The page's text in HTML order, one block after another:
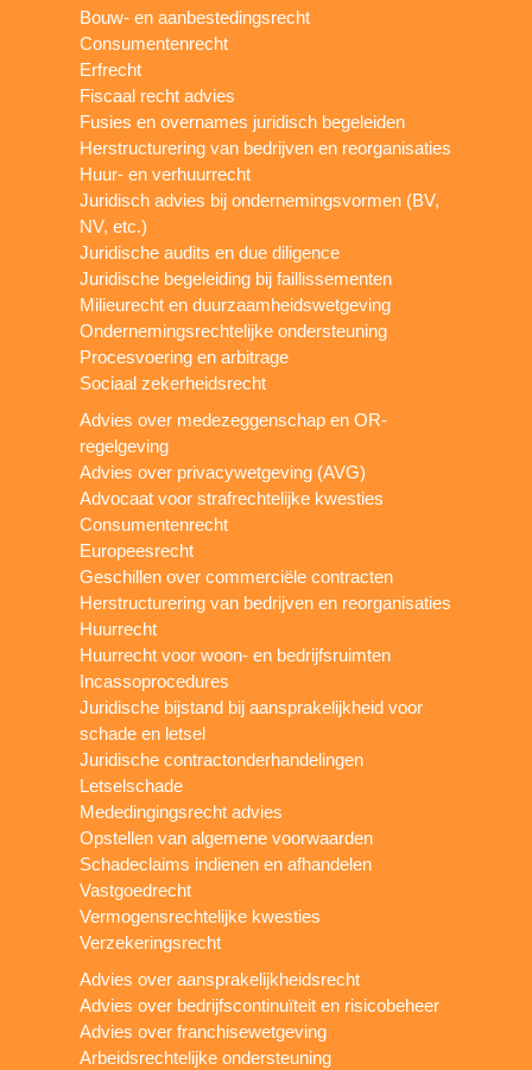
Bouw- en aanbestedingsrecht
Consumentenrecht
Erfrecht
Fiscaal recht advies
Fusies en overnames juridisch begeleiden
Herstructurering van bedrijven en reorganisaties
Huur- en verhuurrecht
Juridisch advies bij ondernemingsvormen (BV,
NV, etc.)
Juridische audits en due diligence
Juridische begeleiding bij faillissementen
Milieurecht en duurzaamheidswetgeving
Ondernemingsrechtelijke ondersteuning
Procesvoering en arbitrage
Sociaal zekerheidsrecht
Advies over medezeggenschap en OR-
regelgeving
Advies over privacywetgeving (AVG)
Advocaat voor strafrechtelijke kwesties
Consumentenrecht
Europeesrecht
Geschillen over commerciële contracten
Herstructurering van bedrijven en reorganisaties
Huurrecht
Huurrecht voor woon- en bedrijfsruimten
Incassoprocedures
Juridische bijstand bij aansprakelijkheid voor
schade en letsel
Juridische contractonderhandelingen
Letselschade
Mededingingsrecht advies
Opstellen van algemene voorwaarden
Schadeclaims indienen en afhandelen
Vastgoedrecht
Vermogensrechtelijke kwesties
Verzekeringsrecht
Advies over aansprakelijkheidsrecht
Advies over bedrijfscontinuïteit en risicobeheer
Advies over franchisewetgeving
Arbeidsrechtelijke ondersteuning